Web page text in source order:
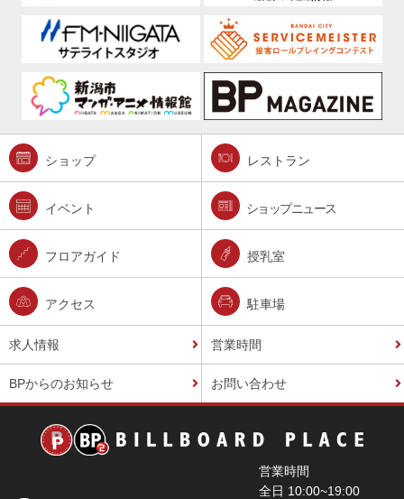
ショップ レストラン
イベント ショップニュース
フロアガイド 授乳室
アクセス 駐車場
求人情報 営業時間
BPからのお知らせ お問い合わせ
営業時間
全日 10:00~19:00